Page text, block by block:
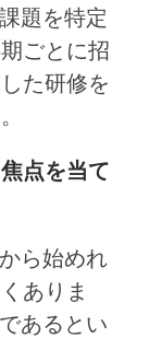
題を特定
ごとに招
た研修を
点を当て
ら始めれ
ありま
あるとい